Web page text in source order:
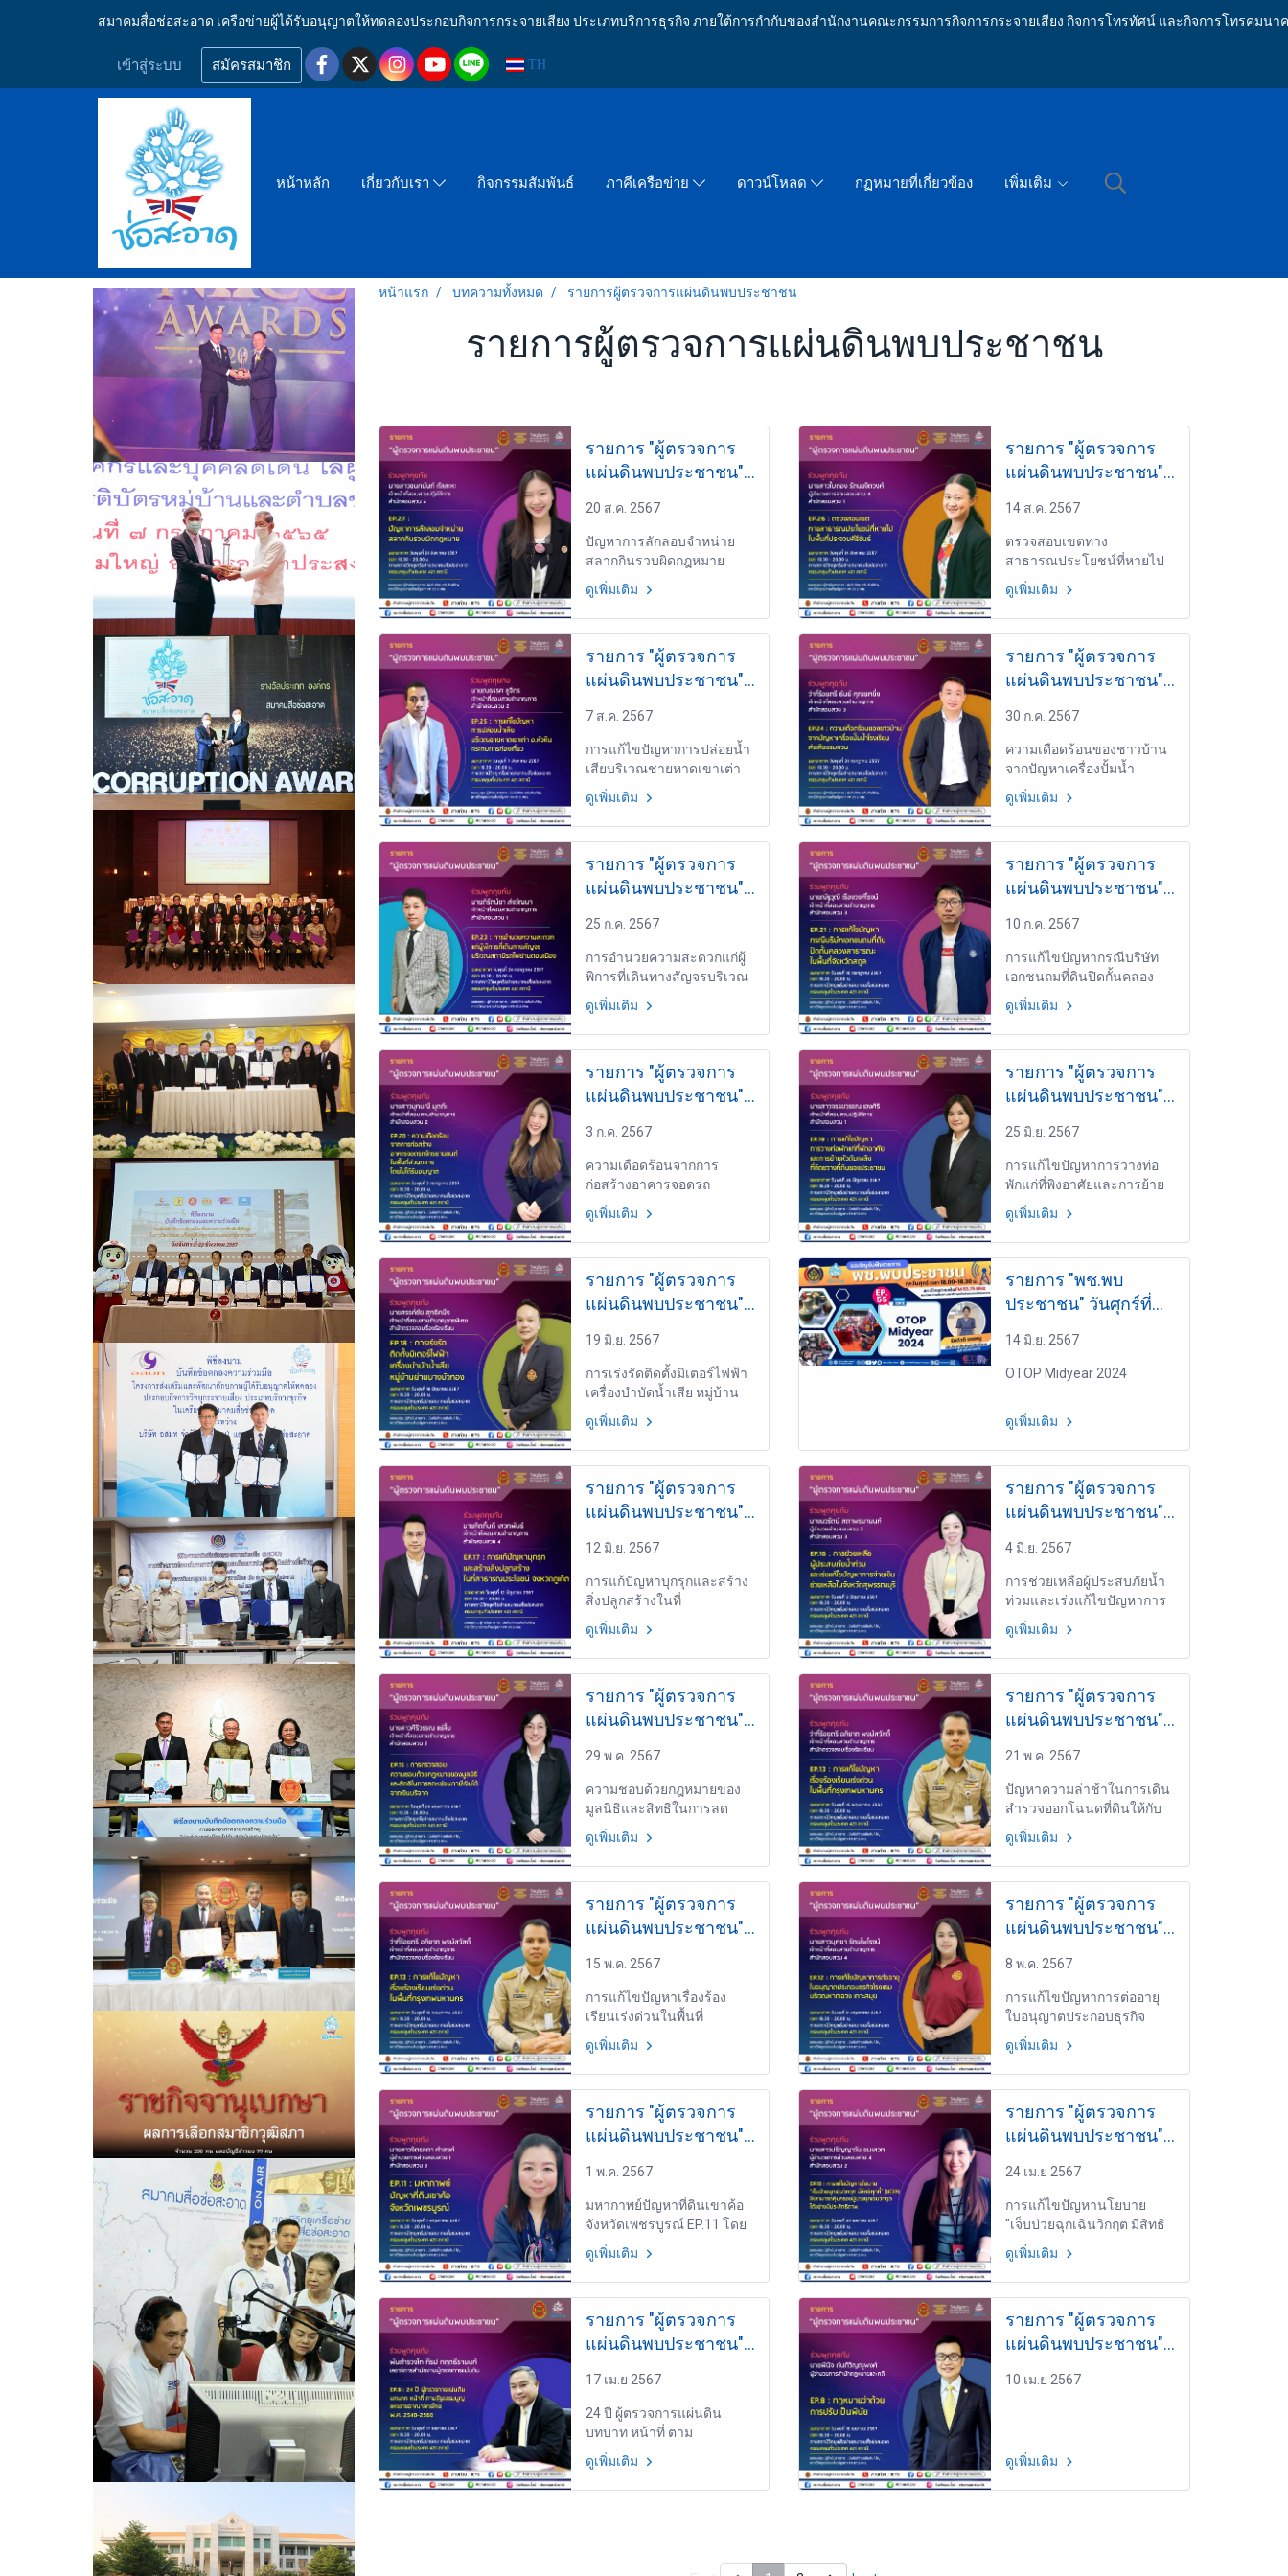
สมาคมสื่อช่อสะอาด เครือข่ายผู้ได้รับอนุญาตให้ทดลองประกอบกิจการกระจายเสียง ประเภทบริการธุรกิจ ภายใต้การกำกับของสำนักงานคณะกรรมการกิจการกระจายเสียง กิจการโทรทัศน์ และกิจการโทรคมนา
เข้าสู่ระบบ สมัครสมาชิก TH
หน้าหลัก เกี่ยวกับเรา กิจกรรมสัมพันธ์ ภาคีเครือข่าย ดาวน์โหลด กฏหมายที่เกี่ยวข้อง เพิ่มเติม
หน้าแรก บทความทั้งหมด รายการผู้ตรวจการแผ่นดินพบประชาชน
รายการผู้ตรวจการแผ่นดินพบประชาชน
รายการ "ผู้ตรวจการ
แผ่นดินพบประชาชน"
20.00 น.
20 ส.ค. 2567
ปัญหาการลักลอบจำหน่าย
สลากกินรวบผิดกฎหมาย
EP.27 โดย นางสาวชนกนันท์
กัลละหะ เจ้าหน้าที่สอบสวน
ปฏิบัติการ สำนักสอบสวน 4
ดูเพิ่มเติม
รายการ "ผู้ตรวจการ
แผ่นดินพบประชาชน"
20.00 น.
14 ส.ค. 2567
ตรวจสอบเขตทาง
สาธารณประโยชน์ที่หายไป
ในพื้นที่ประจวบคีรีขันธ์
EP.26 โดย นางสาวใบตอง
รัตนขจิตวงศ์ ผู้อำนวยการ
ส่วนสอบสวน 4 สำนัก
สอบสวน 1
ดูเพิ่มเติม
รายการ "ผู้ตรวจการ
แผ่นดินพบประชาชน"
20.00 น.
7 ส.ค. 2567
การแก้ไขปัญหาการปล่อยน้ำ
เสียบริเวณชายหาดเขาเต่า
อ.หัวหิน กระทบการท่องเที่ยว
EP.25 โดย นายณธรรศ ชูจิตร
เจ้าหน้าที่สอบสวนชำนาญ
การ สำนักสอบสวน 2
ดูเพิ่มเติม
รายการ "ผู้ตรวจการ
แผ่นดินพบประชาชน"
20.00 น.
30 ก.ค. 2567
ความเดือดร้อนของชาวบ้าน
จากปัญหาเครื่องปั้มน้ำ
โรงเรียนส่งเสียงรบกวน
EP.24 โดย ว่าที่ร้อยตรี ธันย์
คุณยศยิ่ง เจ้าหน้าที่สอบสวน
ชำนาญการ สำนักสอบสวน 3
ดูเพิ่มเติม
รายการ "ผู้ตรวจการ
แผ่นดินพบประชาชน"
20.00 น.
25 ก.ค. 2567
การอำนวยความสะดวกแก่ผู้
พิการที่เดินทางสัญจรบริเวณ
สถานีรถไฟย่านดอนเมือง
EP.23 โดย นายติรัตน์ชา ส่ง
วัฒนา เจ้าหน้าที่สอบสวน
ชำนาญการ สำนักสอบสวน 1
ดูเพิ่มเติม
รายการ "ผู้ตรวจการ
แผ่นดินพบประชาชน"
20.00 น.
10 ก.ค. 2567
การแก้ไขปัญหากรณีบริษัท
เอกชนถมที่ดินปิดกั้นคลอง
สาธารณะในพื้นที่จังหวัดสตูล
EP.21 โดย นายณัฐวุฒิ เรือง
วงศ์โรจน์ เจ้าหน้าที่สอบสวน
ชำนาญการ สำนักสอบสวน 3
ดูเพิ่มเติม
รายการ "ผู้ตรวจการ
แผ่นดินพบประชาชน"
20.00 น.
3 ก.ค. 2567
ความเดือดร้อนจากการ
ก่อสร้างอาคารจอดรถ
จักรยานยนต์ในพื้นที่ส่วน
กลางโดยไม่ได้รับอนุญาต
EP.20 โดย นางสาวมุกมณี มุต
ต๊ะ เจ้าหน้าที่สอบสวน
ชำนาญการ สำนักสอบสวน 2
ดูเพิ่มเติม
รายการ "ผู้ตรวจการ
แผ่นดินพบประชาชน"
20.00 น.
25 มิ.ย. 2567
การแก้ไขปัญหาการวางท่อ
พักแก่ที่พิงอาศัยและการย้าย
หัวดับเพลิงที่กีดขวางที่ดิน
ของประชาชน EP.19 โดย
นางสาวจรรยาวรรณ เฮงศิริ
เจ้าหน้าที่สอบสวนปฏิบัติการ
สำนักสอบสวน 1
ดูเพิ่มเติม
รายการ "ผู้ตรวจการ
แผ่นดินพบประชาชน"
20.00 น.
19 มิ.ย. 2567
การเร่งรัดติดตั้งมิเตอร์ไฟฟ้า
เครื่องบำบัดน้ำเสีย หมู่บ้าน
ย่านบางบัวทอง EP.18 โดย
นายสรรค์ชัย สุทธิคนึง เจ้า
หน้าที่สอบสวนชำนาญการ
พิเศษ สำนักตรวจสอบเรื่อง
ร้องเรียน
ดูเพิ่มเติม
รายการ "พช.พบ
ประชาชน" วันศุกร์ที่
18.30 น.
14 มิ.ย. 2567
OTOP Midyear 2024
ดูเพิ่มเติม
รายการ "ผู้ตรวจการ
แผ่นดินพบประชาชน"
20.00 น.
12 มิ.ย. 2567
การแก้ปัญหาบุกรุกและสร้าง
สิ่งปลูกสร้างในที่
สาธารณประโยชน์ จังหวัด
ภูเก็ต EP.17 โดย นายกิตติ์บดี
เสวกพันธ์ เจ้าหน้าที่สอบสวน
ชำนาญการ สำนักสอบสวน 4
ดูเพิ่มเติม
รายการ "ผู้ตรวจการ
แผ่นดินพบประชาชน"
20.00 น.
4 มิ.ย. 2567
การช่วยเหลือผู้ประสบภัยน้ำ
ท่วมและเร่งแก้ไขปัญหาการ
จ่ายเงินช่วยเหลือในจังหวัด
สุพรรณบุรี EP.16 โดย นาง
นวรัตน์ สถาพรนานนท์ ผู้
อำนวยการสำนักสอบสวน 2
สำนักสอบสวน 3
ดูเพิ่มเติม
รายการ "ผู้ตรวจการ
แผ่นดินพบประชาชน"
20.00 น.
29 พ.ค. 2567
ความชอบด้วยกฎหมายของ
มูลนิธิและสิทธิในการลด
หย่อนภาษีเงินได้จากเงิน
บริจาค EP.15 โดย นางสาว
ศิริวรรณ แซ่ลิ้ม เจ้าหน้าที่
สอบสวนชำนาญการ สำนัก
สอบสวน 2
ดูเพิ่มเติม
รายการ "ผู้ตรวจการ
แผ่นดินพบประชาชน"
20.00 น.
21 พ.ค. 2567
ปัญหาความล่าช้าในการเดิน
สำรวจออกโฉนดที่ดินให้กับ
ประชาชน เหตุจากความไม่
ชัดเจนของแนวเขตที่ดินของ
รัฐ EP.14 โดย นายวชิรา
นาวาศรีพร เจ้าหน้าที่
สอบสวนชำนาญการ สำนัก
สอบสวน 1
ดูเพิ่มเติม
รายการ "ผู้ตรวจการ
แผ่นดินพบประชาชน"
20.00 น.
15 พ.ค. 2567
การแก้ไขปัญหาเรื่องร้อง
เรียนเร่งด่วนในพื้นที่
กรุงเทพมหานคร EP.13 โดย
ว่าที่ร้อยตรี อภิชาต พงษ์สวัสดิ์
เจ้าหน้าที่สอบสวนชำนาญ
การ สำนักตรวจสอบสวนเรื่อง
ร้องเรียน
ดูเพิ่มเติม
รายการ "ผู้ตรวจการ
แผ่นดินพบประชาชน"
20.00 น.
8 พ.ค. 2567
การแก้ไขปัญหาการต่ออายุ
ใบอนุญาตประกอบธุรกิจ
โรงแรม บริเวณหาดเฉวง
เกาะสมุย EP.12 โดย นางสาว
บุศยา รัตนไพโรจน์ เจ้าหน้าที่
สอบสวนชำนาญการ สำนัก
สอบสวน 4
ดูเพิ่มเติม
รายการ "ผู้ตรวจการ
แผ่นดินพบประชาชน"
20.00 น.
1 พ.ค. 2567
มหากาพย์ปัญหาที่ดินเขาค้อ
จังหวัดเพชรบูรณ์ EP.11 โดย
นางสาวจิตรลดา คำสงค์ ผู้
อำนวยการส่วนสอบสวน 1
สำนักสอบสวน 3
ดูเพิ่มเติม
รายการ "ผู้ตรวจการ
แผ่นดินพบประชาชน"
20.00 น.
24 เม.ย 2567
การแก้ไขปัญหานโยบาย
"เจ็บป่วยฉุกเฉินวิกฤต มีสิทธิ
ทุกที่" (UCEP) ให้สามารถ
คุ้มครองผู้ป่วยฉุกเฉินวิกฤตได้
อย่างมีประสิทธิภาพ EP.10
โดย นางสาวปริญญาวัน ชม
เสวก ผู้อำนวยการส่วน
สอบสวน 4 สำนักสอบสวน 2
ดูเพิ่มเติม
รายการ "ผู้ตรวจการ
แผ่นดินพบประชาชน"
20.00 น.
17 เม.ย 2567
24 ปี ผู้ตรวจการแผ่นดิน
บทบาท หน้าที่ ตาม
รัฐธรรมนูญแห่งราช
อาณาจักรไทย พ.ศ. 2544-
2560 EP.9 โดย พันตำรวจโท
ดูเพิ่มเติม
รายการ "ผู้ตรวจการ
แผ่นดินพบประชาชน"
10 เม.ย 2567
ดูเพิ่มเติม